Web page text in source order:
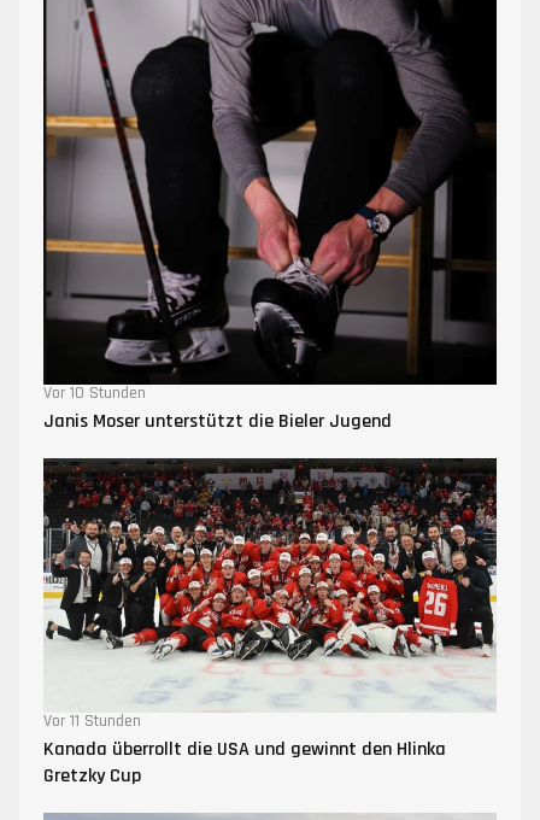
Vor 10 Stunden
Janis Moser unterstützt die Bieler Jugend
Vor 11 Stunden
Kanada überrollt die USA und gewinnt den Hlinka
Gretzky Cup